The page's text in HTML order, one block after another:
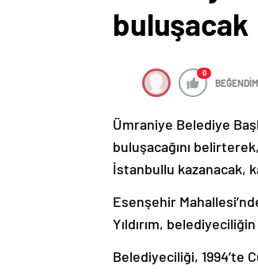
buluşacak
0
BEĞENDİM
Ümraniye Belediye
buluşacağını
İstanbullu kazanacak,
Esenşehir
Yıldırım,
Belediyeciliği, 1994’te